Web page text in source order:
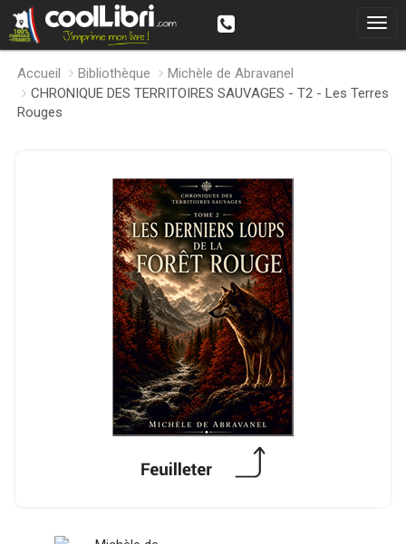
Accueil Bibliothèque
Michèle de Abravanel
CHRONIQUE DES TERRITOIRES SAUVAGES - T2 - Les Terres
Rouges